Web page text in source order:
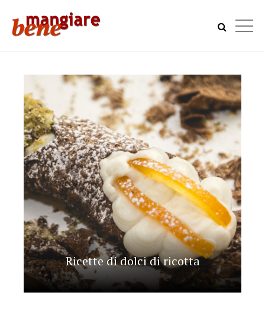
Ricette di dolci di ricotta